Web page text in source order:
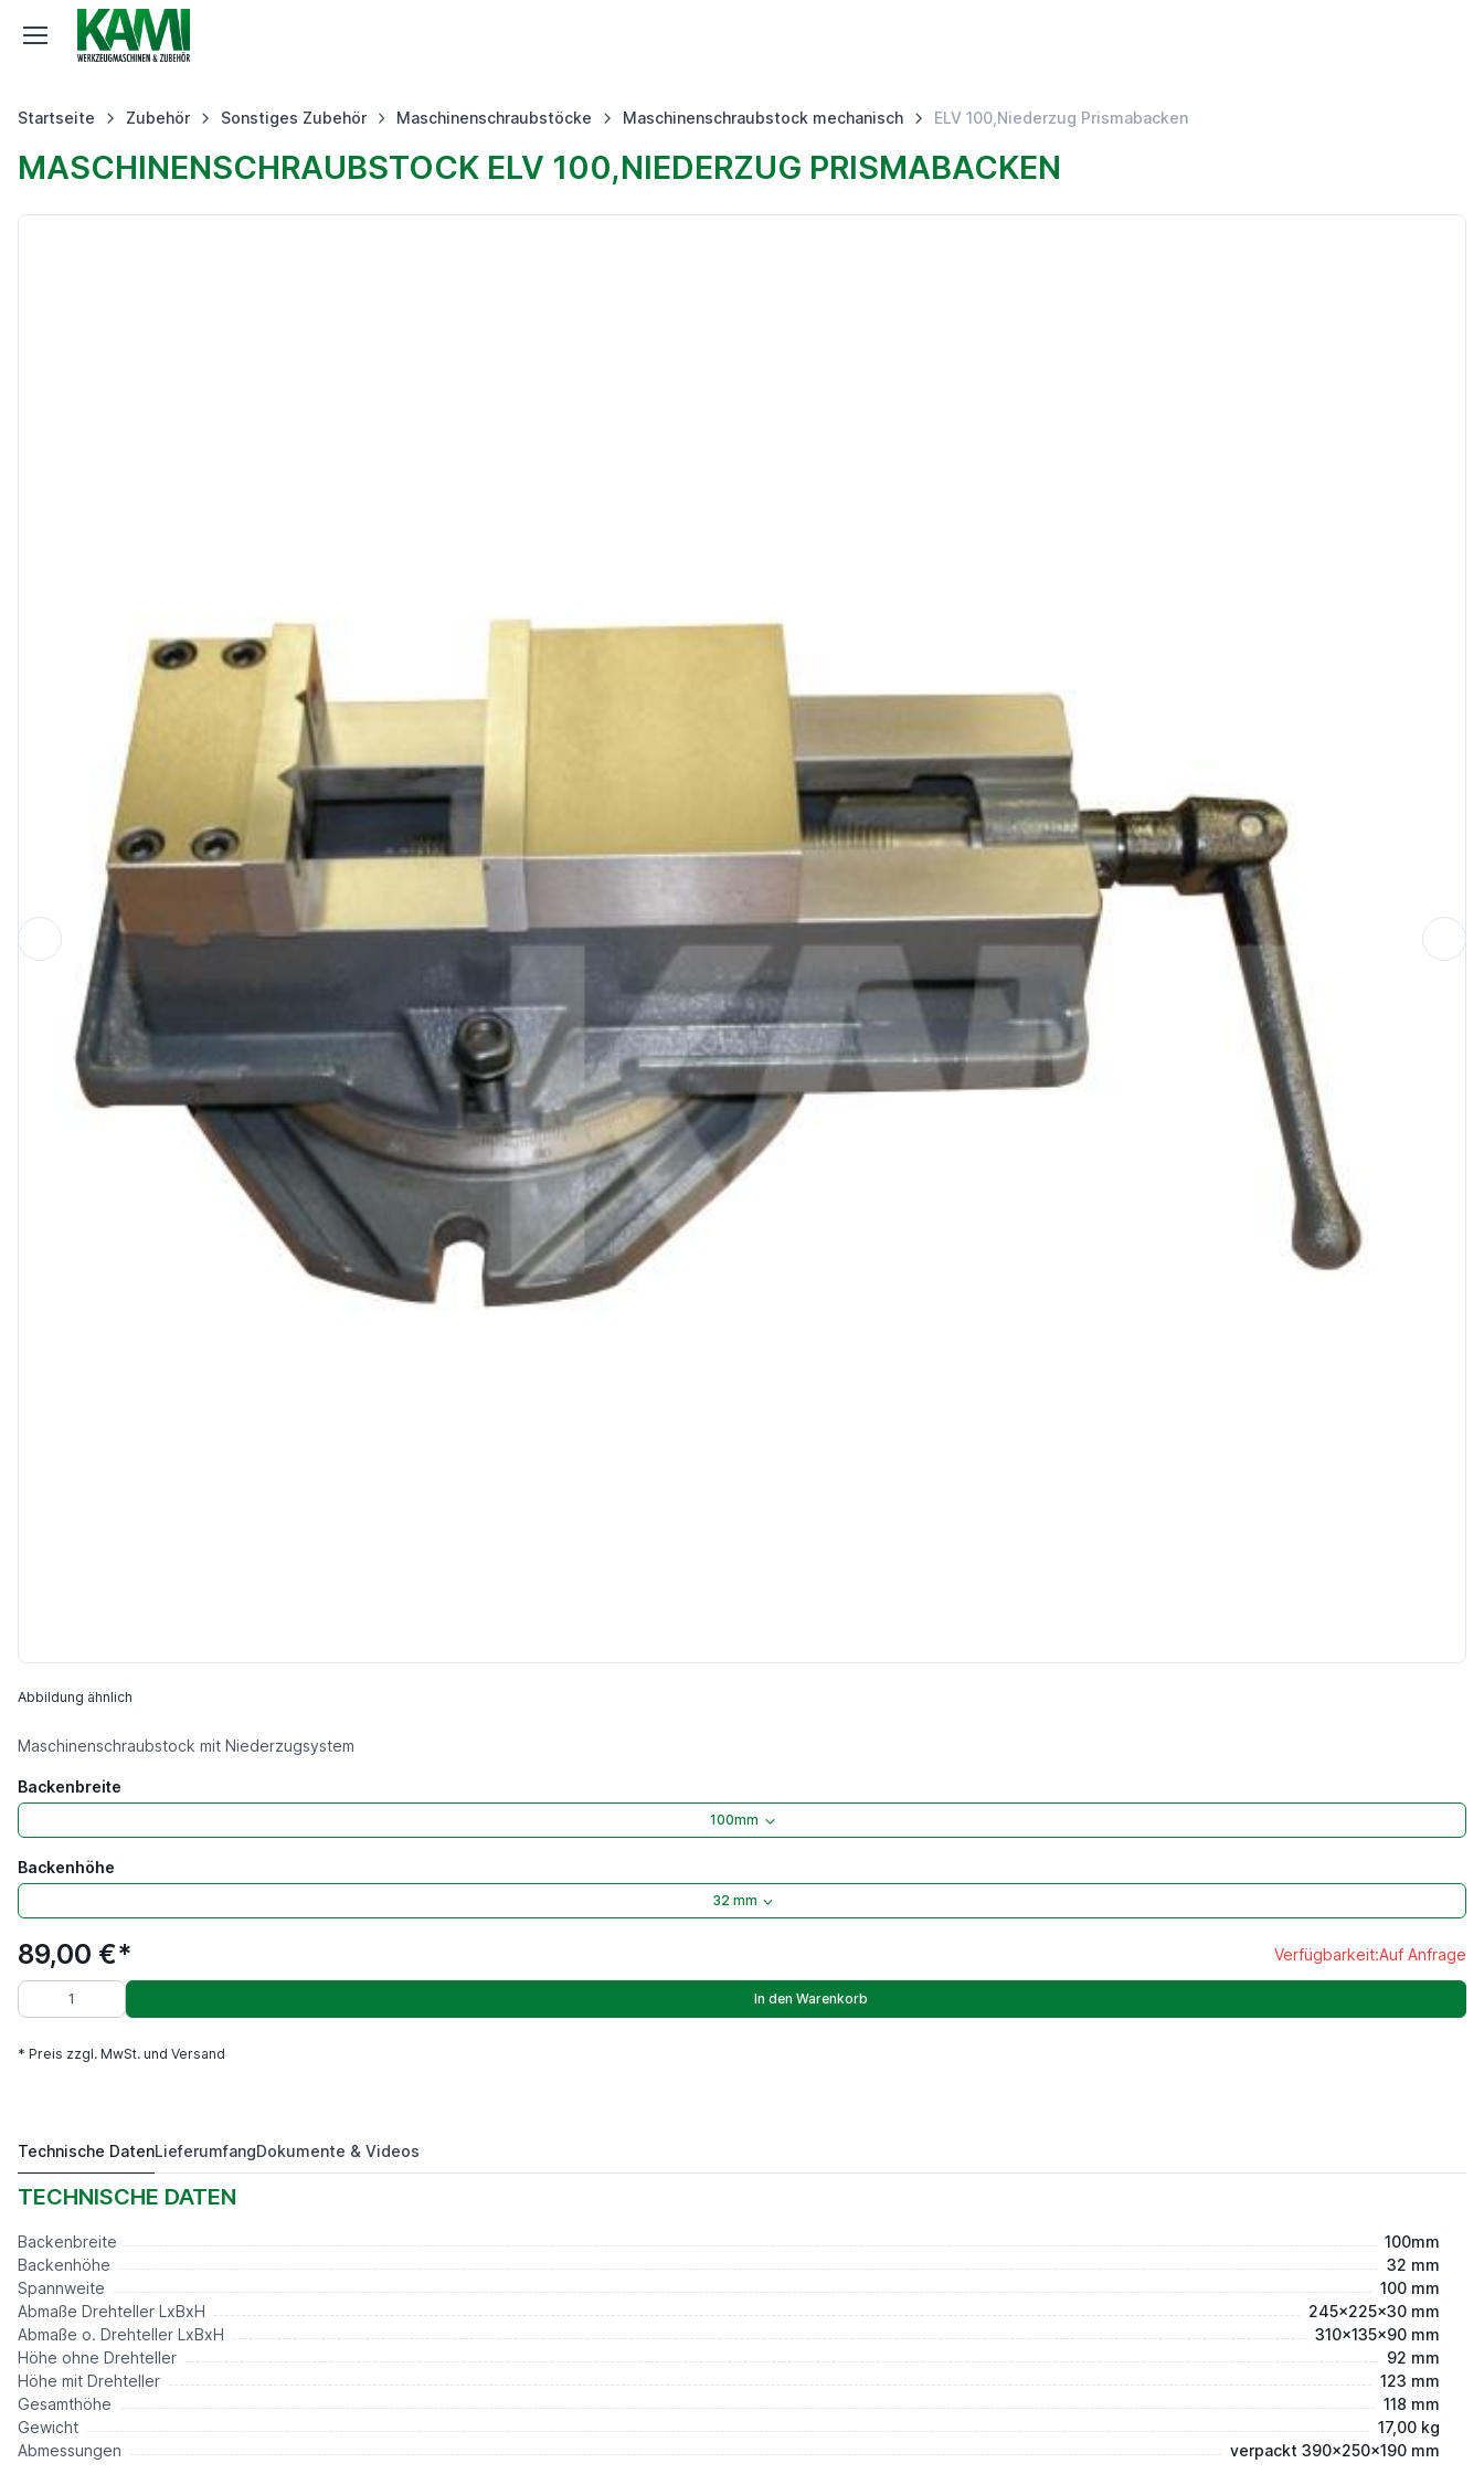
Startseite Zubehör Sonstiges Zubehör Maschinenschraubstöcke Maschinenschraubstock mechanisch ELV 100,Niederzug Prismabacken
MASCHINENSCHRAUBSTOCK ELV 100,NIEDERZUG PRISMABACKEN
Abbildung ähnlich
Maschinenschraubstock mit Niederzugsystem
Backenbreite
100mm
Backenhöhe
32 mm
89,00 €* Verfügbarkeit:Auf Anfrage
In den Warenkorb
* Preis zzgl. MwSt. und Versand
ELV 100,Niederzug Prismabacken
89,00 €*
Technische DatenLieferumfangDokumente & Videos
TECHNISCHE DATEN
Backenbreite
100mm
Backenhöhe
32 mm
Spannweite
100 mm
Abmaße Drehteller LxBxH
245x225x30 mm
Abmaße o. Drehteller LxBxH
310x135x90 mm
Höhe ohne Drehteller
92 mm
Höhe mit Drehteller
123 mm
Gesamthöhe
118 mm
Gewicht
17,00 kg
Abmessungen
verpackt 390x250x190 mm